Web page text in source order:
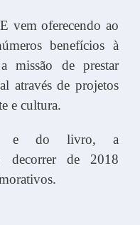
vem oferecendo ao
benefícios à
missão de prestar
através de projetos
e cultura.
e do livro, a
decorrer de 2018